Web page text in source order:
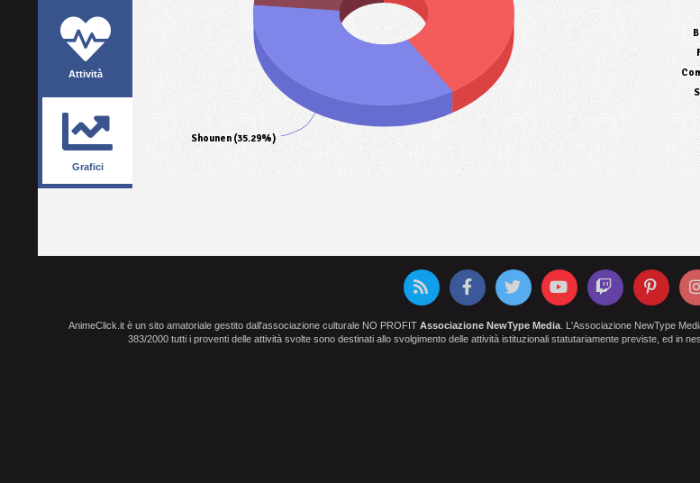
Attività
Grafici
Shounen (35.29%)
AnimeClick.it è un sito amatoriale gestito dall'associazione culturale NO PROFIT Associazione NewType Media. L'Associazione NewType
383/2000 tutti i proventi delle attività svolte sono destinati allo svolgimento delle attività istituzionali statutariamente previste, ed in